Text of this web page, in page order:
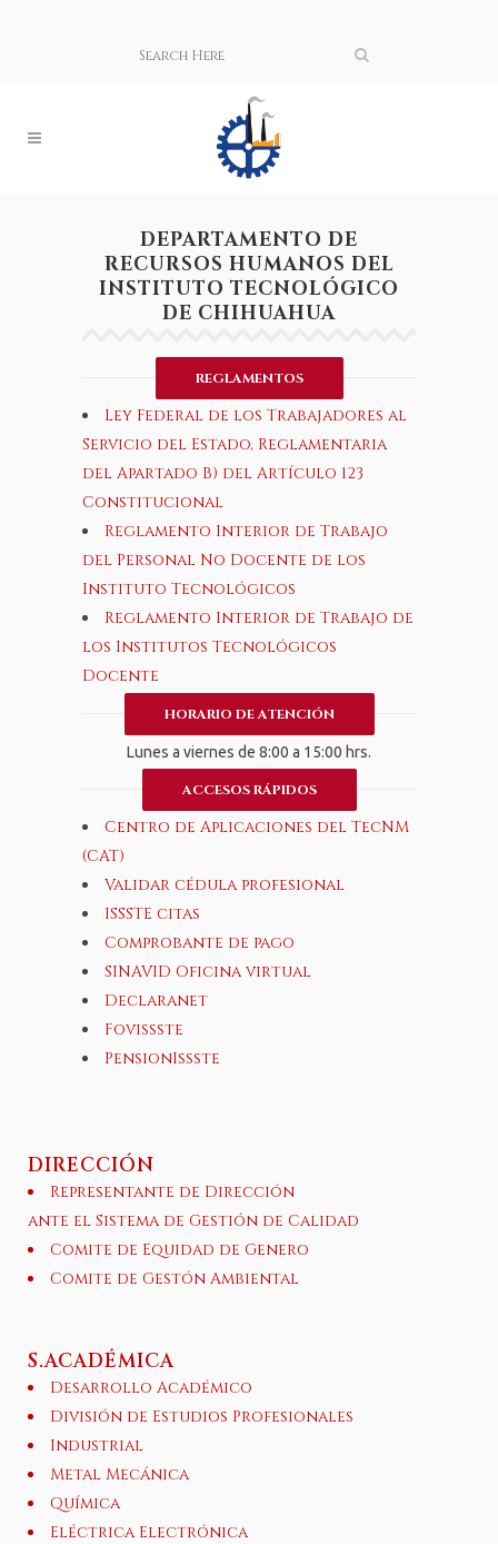
DEPARTAMENTO DE
RECURSOS HUMANOS DEL
INSTITUTO TECNOLÓGICO
DE CHIHUAHUA
REGLAMENTOS
Ley Federal de los Trabajadores al
Servicio del Estado, Reglamentaria
del Apartado B) del Artículo 123
Constitucional
Reglamento Interior de Trabajo
del Personal No Docente de los
Instituto Tecnológicos
Reglamento Interior de Trabajo de
los Institutos Tecnológicos
Docente
HORARIO DE ATENCIÓN
Lunes a viernes de 8:00 a 15:00 hrs.
ACCESOS RÁPIDOS
Centro de Aplicaciones del TecNM
(CAT)
Validar cédula profesional
ISSSTE citas
Comprobante de pago
SINAVID Oficina virtual
Declaranet
Fovissste
PensionIssste
DIRECCIÓN
Representante de Dirección
ante el Sistema de Gestión de Calidad
Comite de Equidad de Genero
Comite de Gestón Ambiental
S.ACADÉMICA
Desarrollo Académico
División de Estudios Profesionales
Industrial
Metal Mecánica
Química
Eléctrica Electrónica